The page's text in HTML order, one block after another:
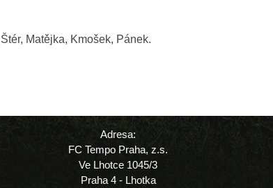
Matějka, Kmošek, Pánek.
Adresa:
FC Tempo Praha, z.s.
Ve Lhotce 1045/3
Praha 4 - Lhotka